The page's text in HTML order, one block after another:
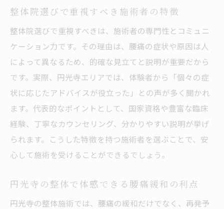
整体院選びで重視すべき施術者の特徴
整体院選びで重視すべきは、施術者の専門性とコミュニ
ケーション力です。その理由は、腰痛の症状や原因は人
によって異なるため、的確な見立てと説明が重要だから
です。実際、円光寺エリアでは、体験者から「個々の症
状に応じたアドバイスが役立った」との声が多く聞かれ
ます。代表的なポイントとして、国家資格や豊富な臨床
経験、丁寧なカウンセリング、分かりやすい説明が挙げ
られます。こうした特徴を持つ施術者を選ぶことで、安
心して施術を受けることができるでしょう。
円光寺の整体で体感できる腰痛緩和の利点
円光寺の整体施術では、腰痛の緩和だけでなく、再発予